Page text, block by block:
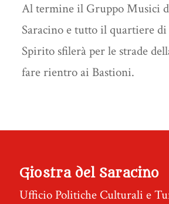
Al termine il Gruppo Musici
Saracino e tutto il quartiere di
Spirito sfilerà per le strade
fare rientro ai Bastioni.
Giostra del Saracino
Ufficio Politiche Culturali e